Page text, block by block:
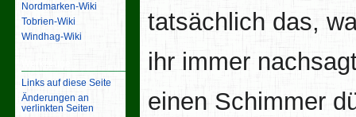
tatsächlich das,
ihr immer
einen Schimmer
Nordmarken-Wiki
Tobrien-Wiki
Windhag-Wiki
Links auf diese Seite
Änderungen an
verlinkten Seiten